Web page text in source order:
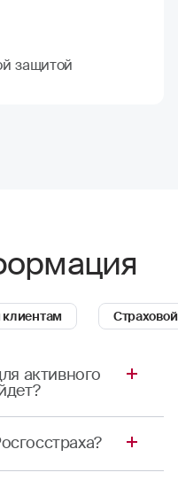
защитой
активного
Если со
что-то случится во